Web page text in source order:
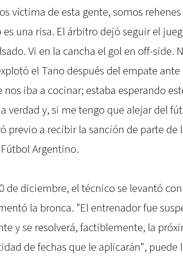
víctima de esta gente, somos
una risa. El árbitro dejó seguir el
Vi en la cancha el gol en off-side.
el Tano después del empate ante
iba a cocinar; estaba esperando
verdad y, si me tengo que alejar del
previo a recibir la sanción de parte de
Argentino.
de diciembre, el técnico se levantó
la bronca. "El entrenador fue
y se resolverá, factiblemente, la
de fechas que le aplicarán", puede